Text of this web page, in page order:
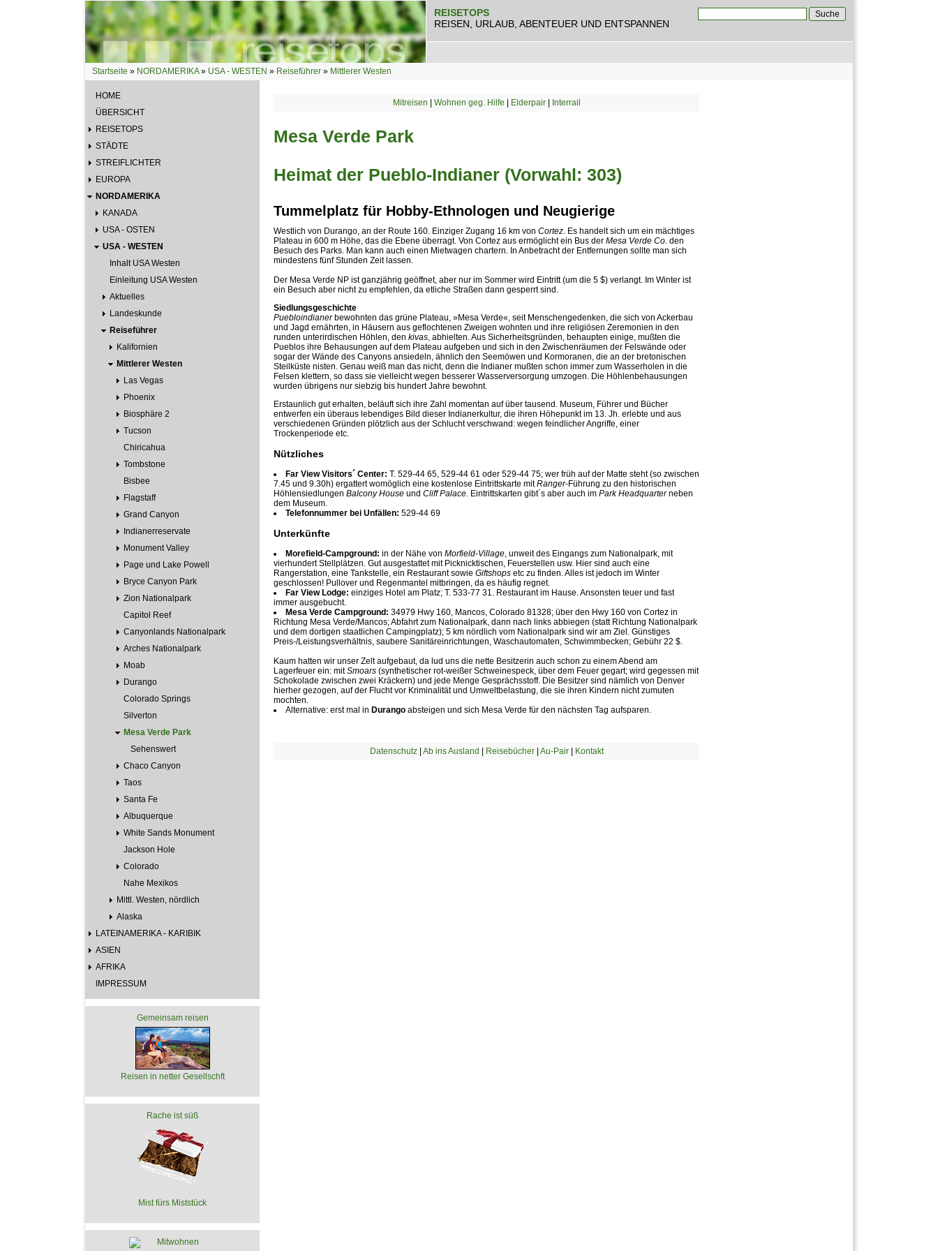
REISETOPS
REISEN, URLAUB, ABENTEUER UND ENTSPANNEN
Sie sind hier
Startseite » NORDAMERIKA» USA - WESTEN » Reiseführer » Mittlerer Westen
HOME
ÜBERSICHT
REISETOPS
STÄDTE
STREIFLICHTER
EUROPA
NORDAMERIKA
KANADA
USA - OSTEN
USA - WESTEN
Inhalt USA Westen
Einleitung USA Westen
Aktuelles
Landeskunde
Reiseführer
Kalifornien
Mittlerer Westen
Las Vegas
Phoenix
Biosphäre 2
Tucson
Chiricahua
Tombstone
Bisbee
Flagstaff
Grand Canyon
Indianerreservate
Monument Valley
Page und Lake Powell
Bryce Canyon Park
Zion Nationalpark
Capitol Reef
Canyonlands Nationalpark
Arches Nationalpark
Moab
Durango
Colorado Springs
Silverton
Mesa Verde Park
Sehenswert
Chaco Canyon
Taos
Santa Fe
Albuquerque
White Sands Monument
Jackson Hole
Colorado
Nahe Mexikos
Mittl. Westen, nördlich
Alaska
LATEINAMERIKA - KARIBIK
ASIEN
AFRIKA
IMPRESSUM
Gemeinsam reisen
Reisen in netter Gesellschft
Rache ist süß
Mist fürs Miststück
Mitreisen Wohnen geg. Hilfe Elderpair| Interrail
Mesa Verde Park
Heimat der Pueblo-Indianer (Vorwahl: 303)
Tummelplatz für Hobby-Ethnologen und Neugierige
Westlich von Durango, an der Route 160. Einziger Zugang 16 km von Cortez. Es handelt sich um ein mächtiges
Plateau in 600 m Höhe, das die Ebene überragt. Von Cortez aus ermöglicht ein Bus der Mesa Verde Co. den
Besuch des Parks. Man kann auch einen Mietwagen chartern. In Anbetracht der Entfernungen sollte man sich
mindestens fünf Stunden Zeit lassen.
Der Mesa Verde NP ist ganzjährig geöffnet, aber nur im Sommer wird Eintritt (um die 5 $) verlangt. Im Winter ist
ein Besuch aber nicht zu empfehlen, da etliche Straßen dann gesperrt sind.
Siedlungsgeschichte
Puebloindianerbewohnten das grüne Plateau, »Mesa Verde«, seit Menschengedenken, die sich von Ackerbau
und Jagd ernährten, in Häusern aus geflochtenen Zweigen wohnten und ihre religiösen Zeremonien in den
runden unterirdischen Höhlen, den kivas, abhielten. Aus Sicherheitsgründen, behaupten einige, mußten die
Pueblos ihre Behausungen auf dem Plateau aufgeben und sich in den Zwischenräumen der Felswände oder
sogar der Wände des Canyons ansiedeln, ähnlich den Seemöwen und Kormoranen, die an der bretonischen
Steilküste nisten. Genau weiß man das nicht, denn die Indianer mußten schon immer zum Wasserholen in die
Felsen klettern, so dass sie vielleicht wegen besserer Wasserversorgung umzogen. Die Höhlenbehausungen
wurden übrigens nur siebzig bis hundert Jahre bewohnt.
Erstaunlich gut erhalten, beläuft sich ihre Zahl momentan auf über tausend. Museum, Führer und Bücher
entwerfen ein überaus lebendiges Bild dieser Indianerkultur, die ihren Höhepunkt im 13. Jh. erlebte und aus
verschiedenen Gründen plötzlich aus der Schlucht verschwand: wegen feindlicher Angriffe, einer
Trockenperiode etc.
Nützliches
Far View Visitors´ Center: T. 529-44 65, 529-44 61 oder 529-44 75; wer früh auf der Matte steht (so zwischen
7.45 und 9.30h) ergattert womöglich eine kostenlose Eintrittskarte mitRanger-Führung zu den historischen
Höhlensiedlungen Balcony House und Cliff Palace. Eintrittskarten gibt´s aber auch im Park Headquarterneben
dem Museum.
Telefonnummer bei Unfällen: 529-44 69
Unterkünfte
Morefield-Campground: in der Nähe von Morfield-Village, unweit des Eingangs zum Nationalpark, mit
vierhundert Stellplätzen. Gut ausgestattet mit Picknicktischen, Feuerstellen usw. Hier sind auch eine
Rangerstation, eine Tankstelle, ein Restaurant sowie Giftshops etc zu finden. Alles ist jedoch im Winter
geschlossen! Pullover und Regenmantel mitbringen, da es häufig regnet.
Far View Lodge: einziges Hotel am Platz; T. 533-77 31. Restaurant im Hause. Ansonsten teuer und fast
immer ausgebucht.
Mesa Verde Campground: 34979 Hwy 160, Mancos, Colorado 81328; über den Hwy 160 von Cortez in
Richtung Mesa Verde/Mancos; Abfahrt zum Nationalpark, dann nach links abbiegen (statt Richtung Nationalpark
und dem dortigen staatlichen Campingplatz); 5 km nördlich vom Nationalpark sind wir am Ziel. Günstiges
Preis-/Leistungsverhältnis, saubere Sanitäreinrichtungen, Waschautomaten, Schwimmbecken; Gebühr 22 $.
Kaum hatten wir unser Zelt aufgebaut, da lud uns die nette Besitzerin auch schon zu einem Abend am
Lagerfeuer ein: mitSmoars (synthetischer rot-weißer Schweinespeck, über dem Feuer gegart; wird gegessen mit
Schokolade zwischen zwei Kräckern) und jede Menge Gesprächsstoff. Die Besitzer sind nämlich von Denver
hierher gezogen, auf der Flucht vor Kriminalität und Umweltbelastung, die sie ihren Kindern nicht zumuten
mochten.
Alternative: erst mal in Durango absteigen und sich Mesa Verde für den nächsten Tag aufsparen.
Datenschutz| Ab ins Ausland Reisebücher| Au-Pair| Kontakt